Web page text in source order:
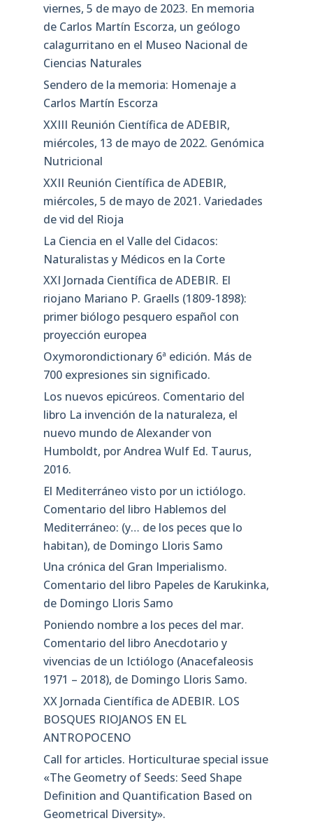
viernes, 5 de mayo de 2023. En memoria
de Carlos Martín Escorza, un geólogo
calagurritano en el Museo Nacional de
Ciencias Naturales
Sendero de la memoria: Homenaje a
Carlos Martín Escorza
XXIII Reunión Científica de ADEBIR,
miércoles, 13 de mayo de 2022. Genómica
Nutricional
XXII Reunión Científica de ADEBIR,
miércoles, 5 de mayo de 2021. Variedades
de vid del Rioja
La Ciencia en el Valle del Cidacos:
Naturalistas y Médicos en la Corte
XXI Jornada Científica de ADEBIR. El
riojano Mariano P. Graells (1809-1898):
primer biólogo pesquero español con
proyección europea
Oxymorondictionary 6ª edición. Más de
700 expresiones sin significado.
Los nuevos epicúreos. Comentario del
libro La invención de la naturaleza, el
nuevo mundo de Alexander von
Humboldt, por Andrea Wulf Ed. Taurus,
2016.
El Mediterráneo visto por un ictiólogo.
Comentario del libro Hablemos del
Mediterráneo: (y… de los peces que lo
habitan), de Domingo Lloris Samo
Una crónica del Gran Imperialismo.
Comentario del libro Papeles de Karukinka,
de Domingo Lloris Samo
Poniendo nombre a los peces del mar.
Comentario del libro Anecdotario y
vivencias de un Ictiólogo (Anacefaleosis
1971 – 2018), de Domingo Lloris Samo.
XX Jornada Científica de ADEBIR. LOS
BOSQUES RIOJANOS EN EL
ANTROPOCENO
Call for articles. Horticulturae special issue
«The Geometry of Seeds: Seed Shape
Definition and Quantification Based on
Geometrical Diversity»​.